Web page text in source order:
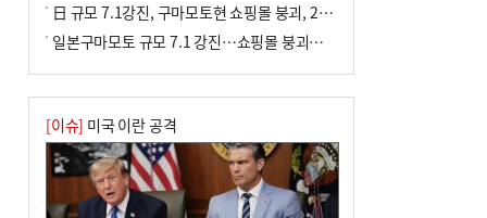
日 규모 7.1강진, 구마모토현 쇼핑몰 붕괴, 2명 사망
일본구마모토 규모 7.1 강진…쇼핑몰 붕괴로 직원 20여 명 갇힌 듯
[이슈] 미국 이란 공격